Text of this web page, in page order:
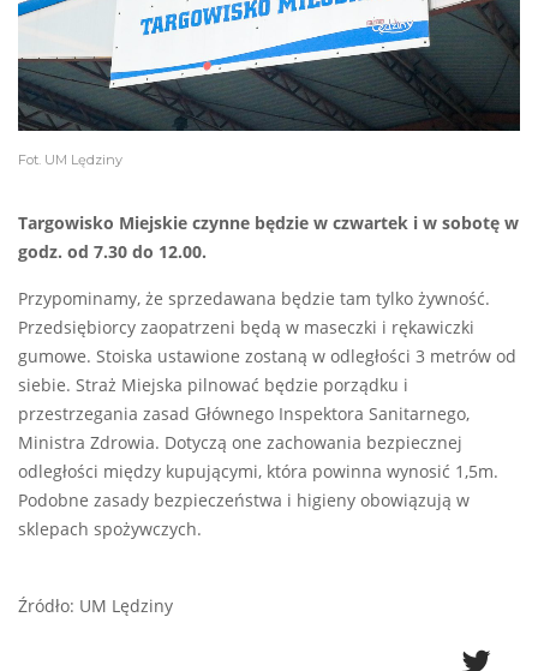
Fot. UM Lędziny
Targowisko Miejskie czynne będzie w czwartek i w sobotę w
godz. od 7.30 do 12.00.
Przypominamy, że sprzedawana będzie tam tylko żywność.
Przedsiębiorcy zaopatrzeni będą w maseczki i rękawiczki
gumowe. Stoiska ustawione zostaną w odległości 3 metrów od
siebie. Straż Miejska pilnować będzie porządku i
przestrzegania zasad Głównego Inspektora Sanitarnego,
Ministra Zdrowia. Dotyczą one zachowania bezpiecznej
odległości między kupującymi, która powinna wynosić 1,5m.
Podobne zasady bezpieczeństwa i higieny obowiązują w
sklepach spożywczych.
Źródło: UM Lędziny